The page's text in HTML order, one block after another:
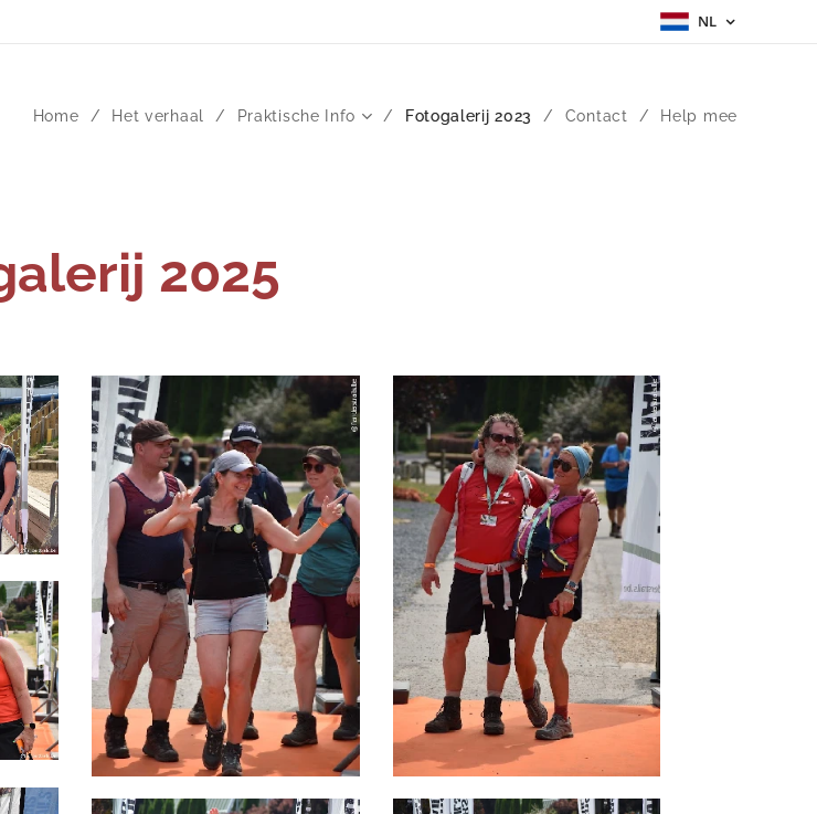
NL
Home Het verhaal Praktische Info Fotogalerij 2023 Contact Help mee
2025